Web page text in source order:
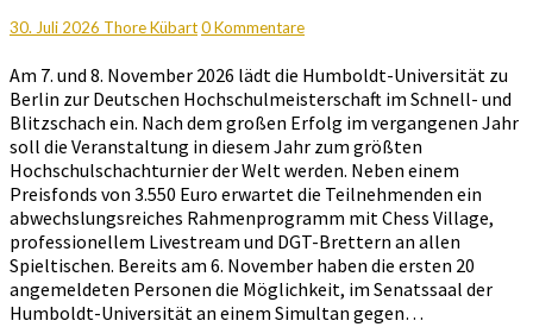
Berlin
30. Juli 2026 Thore KübartKommentare
0 Kommentare
Am 7. und 8. November 2026 lädt die Humboldt-Universität zu
Berlin zur Deutschen Hochschulmeisterschaft im Schnell- und
Blitzschach ein. Nach dem großen Erfolg im vergangenen Jahr
soll die Veranstaltung in diesem Jahr zum größten
Hochschulschachturnier der Welt werden. Neben einem
Preisfonds von 3.550 Euro erwartet die Teilnehmenden ein
abwechslungsreiches Rahmenprogramm mit Chess Village,
professionellem Livestream und DGT-Brettern an allen
Spieltischen. Bereits am 6. November haben die ersten 20
angemeldeten Personen die Möglichkeit, im Senatssaal der
Humboldt-Universität an einem Simultan gegen…